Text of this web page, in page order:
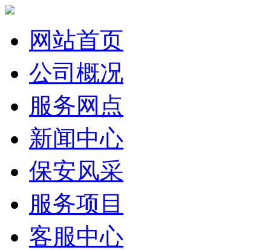
网站首页
公司概况
服务网点
新闻中心
保安风采
服务项目
客服中心